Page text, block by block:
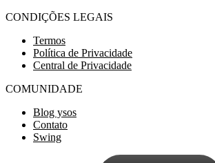
CONDIÇÕES LEGAIS
Termos
Política de Privacidade
Central de Privacidade
COMUNIDADE
Blog ysos
Contato
Swing